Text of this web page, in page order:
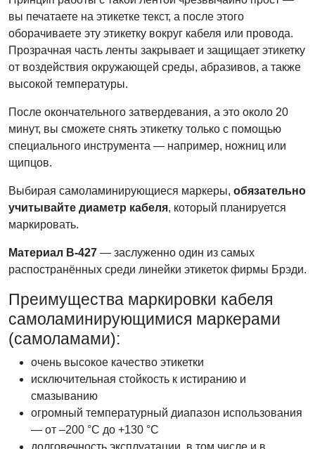
вы печатаете на этикетке текст, а после этого
оборачиваете эту этикетку вокруг кабеля или провода.
Прозрачная часть ленты закрывает и защищает этикетку
от воздействия окружающей среды, абразивов, а также
высокой температуры.
После окончательного затвердевания, а это около 20
минут, вы сможете снять этикетку только с помощью
специального инструмента — например, ножниц или
щипцов.
Выбирая самоламинирующиеся маркеры, обязательно
учитывайте диаметр кабеля, который планируется
маркировать.
Материал B-427 — заслуженно один из самых
распостранённых среди линейки этикеток фирмы Брэди.
Преимущества маркировки кабеля
самоламинирующимися маркерами
(самоламами):
очень высокое качество этикетки
исключительная стойкость к истиранию и
смазыванию
огромный температурный диапазон использования
— от –200 °C до +130 °C